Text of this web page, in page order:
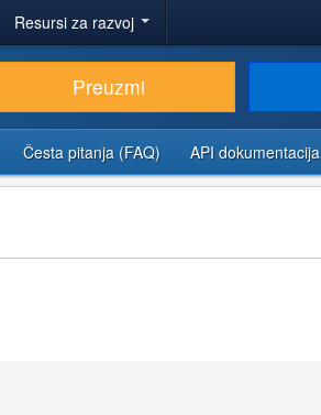
Resursi za razvoj
Preuzmi
Česta pitanja (FAQ) API dokumentacija